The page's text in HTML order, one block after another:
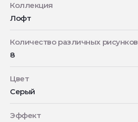
Коллекция
Лофт
Количество различных рисунков
8
Цвет
Серый
Эффект